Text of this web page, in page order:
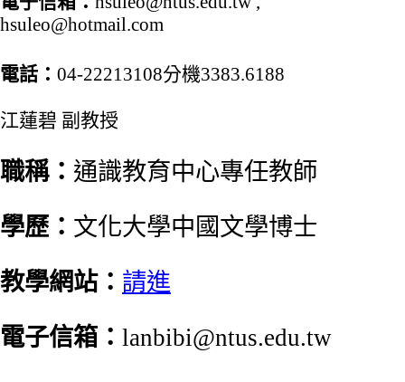
hsuleo@hotmail.com
電話： 04-22213108分機3383.6188
江蓮碧 副教授
職稱： 通識教育中心專任教師
學歷： 文化大學中國文學博士
教學網站： 請進
電子信箱： lanbibi@ntus.edu.tw